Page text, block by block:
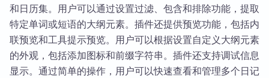
和日历集。用户可以通过设置过滤、包含和排除功能，提取
特定单词或短语的大纲元素。插件还提供预览功能，包括内
联预览和工具提示预览。用户可以根据设置自定义大纲元素
的外观，包括添加图标和前缀字符串。插件还支持调试信息
显示。通过简单的操作，用户可以快速查看和管理多个日记